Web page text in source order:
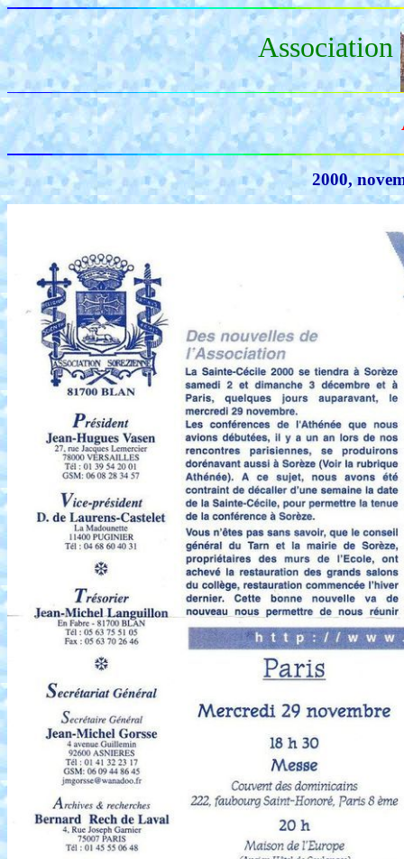
Association
2000,